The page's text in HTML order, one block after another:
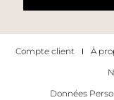
Compte client À
Données